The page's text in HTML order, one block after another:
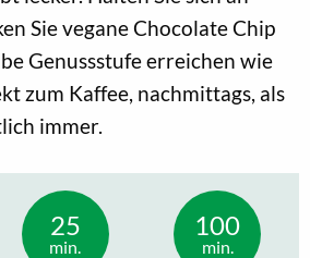
Sie vegane Chocolate Chip
Genussstufe erreichen wie
zum Kaffee, nachmittags, als
immer.
25
min.
100
min.